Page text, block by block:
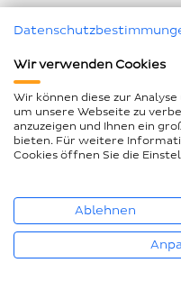
Jetzt bewerben
Cookie Einstellungen
© Piepenbrock Service
Wir verwenden Cookies
Wir können diese zur
um unsere Webseite zu
anzuzeigen und Ihnen ein
bieten. Für weitere
Cookies öffnen Sie die
Ablehnen